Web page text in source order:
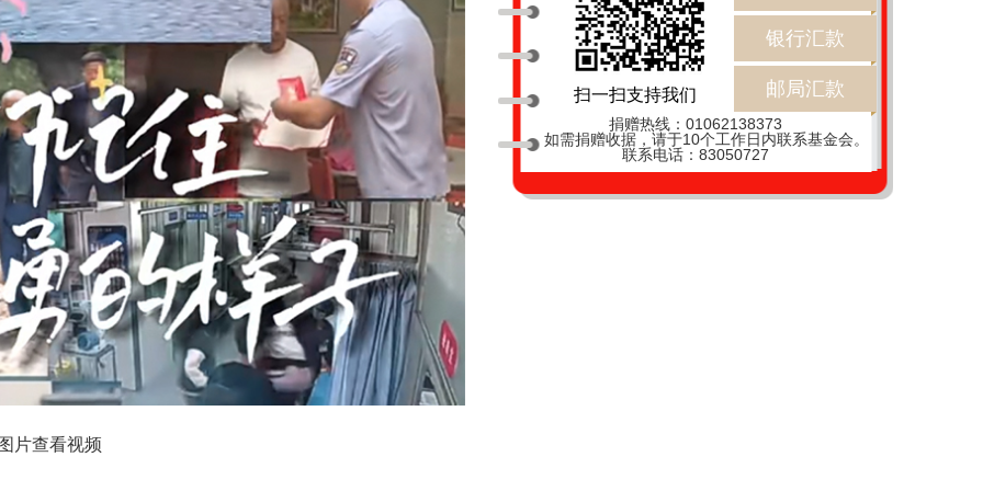
片查看视频
扫一扫支持我们
银行汇款
邮局汇款
捐赠热线：01062138373
如需捐赠收据，请于10个工作日内联系基金会。
联系电话：83050727